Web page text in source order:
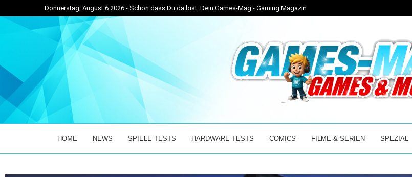
Donnerstag, August 6 2026 - Schön dass Du da bist. Dein Games-Mag - Gaming Magazin
– DER... ENTER THE CHRONOSPHERE ÜBERZEUGT IM EARLY ACCESS MIT... BEAST OF REINCARNATION – GAME
HOME NEWS SPIELE-TESTS HARDWARE-TESTS COMICS FILME & SERIEN SPEZIAL